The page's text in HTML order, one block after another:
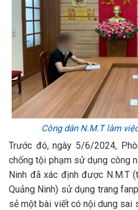
Công dân N.M.T làm
Trước đó, ngày 5/6/2024,
chống tội phạm sử dụng công
Ninh đã xác định được N.M.T
Quảng Ninh) sử dụng trang
sẻ một bài viết có nội dung sai